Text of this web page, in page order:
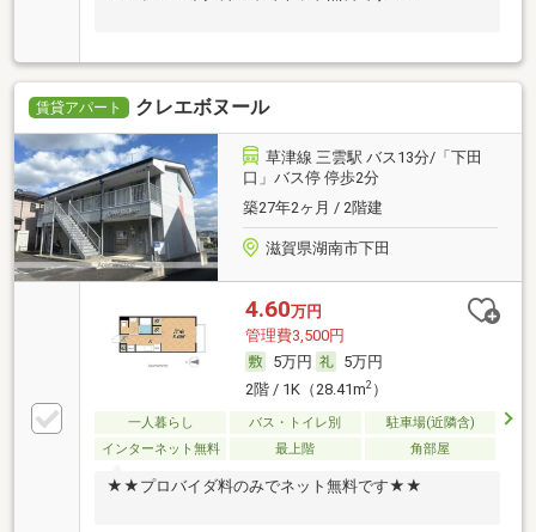
賃貸アパート クレエボヌール
草津線 三雲駅 バス13分/「下田
口」バス停 停歩2分
築27年2ヶ月 / 2階建
滋賀県湖南市下田
4.60万円
管理費3,500円
5万円
5万円
2階 / 1K（28.41m2）
一人暮らし バス・トイレ別
駐車場(近隣含)
インターネット無料
最上階 角部屋
★★プロバイダ料のみでネット無料です★★